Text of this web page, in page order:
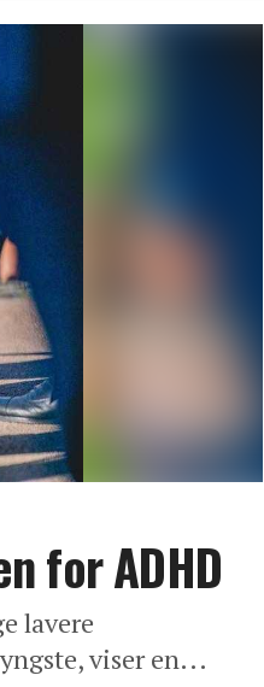
for ADHD
lavere
viser en...